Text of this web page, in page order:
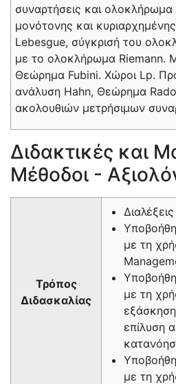
συναρτήσεις και
μονότονης και
Lebesgue, σύγκρισή του
με το ολοκλήρωμα Riemann.
Θεώρημα Fubini. Χώροι Lp.
ανάλυση Hahn, Θεώρημα
ακολουθιών μετρήσιμων
Διδακτικές και
Μέθοδοι -
Τρόπος
Διδασκαλίας
με τη
με τη
επίλυση
με τη